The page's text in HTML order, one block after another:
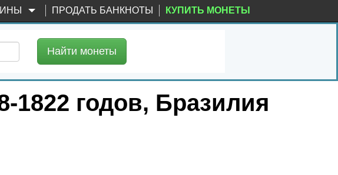
ПРОДАТЬ БАНКНОТЫ КУПИТЬ МОНЕТЫ
Найти монеты
1822 годов, Бразилия